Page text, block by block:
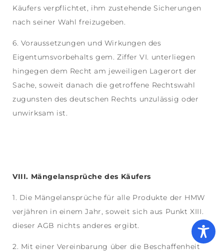
Käufers verpflichtet, ihm zustehende Sicherungen
nach seiner Wahl freizugeben.
6. Voraussetzungen und Wirkungen des
Eigentumsvorbehalts gem. Ziffer VI. unterliegen
hingegen dem Recht am jeweiligen Lagerort der
Sache, soweit danach die getroffene Rechtswahl
zugunsten des deutschen Rechts unzulässig oder
unwirksam ist.
VIII. Mängelansprüche des Käufers
1. Die Mängelansprüche für alle Produkte der HMW
verjähren in einem Jahr, soweit sich aus Punkt XIII.
dieser AGB nichts anderes ergibt.
2. Mit einer Vereinbarung über die Beschaffenheit